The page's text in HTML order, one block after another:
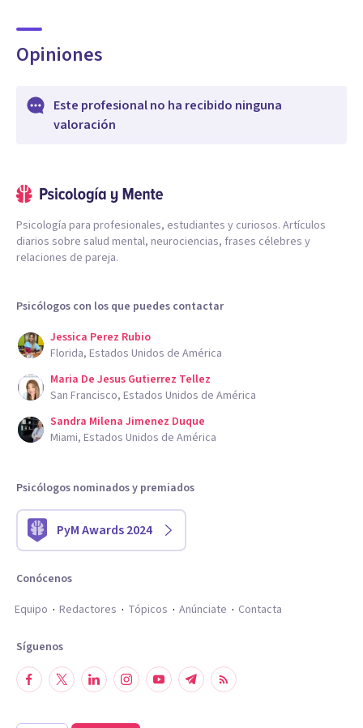
Opiniones
Este profesional no ha recibido ninguna
valoración
Psicología para profesionales, estudiantes y curiosos. Artículos
diarios sobre salud mental, neurociencias, frases célebres y
relaciones de pareja.
Psicólogos con los que puedes contactar
Jessica Perez Rubio
Florida, Estados Unidos de América
Maria De Jesus Gutierrez Tellez
San Francisco, Estados Unidos de América
Sandra Milena Jimenez Duque
Miami, Estados Unidos de América
Psicólogos nominados y premiados
PyM Awards 2024
Conócenos
Equipo
Redactores Tópicos Anúnciate Contacta
Síguenos